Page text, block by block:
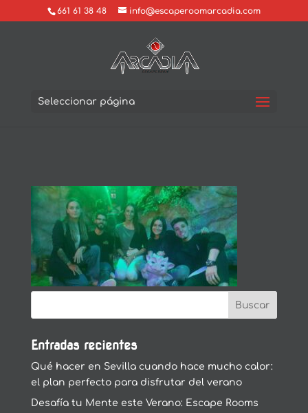
661 61 38 48 info@escaperoomarcadia.com
Seleccionar página
Entradas recientes
Qué hacer en Sevilla cuando hace mucho calor:
el plan perfecto para disfrutar del verano
Desafía tu Mente este Verano: Escape Rooms